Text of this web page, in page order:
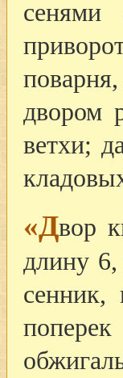
двором
ветхи;
«Двор
длину